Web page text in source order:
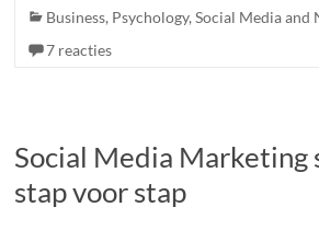
Business, Psychology,Social Media and
7 reacties
Social Media Marketing
stap voor stap